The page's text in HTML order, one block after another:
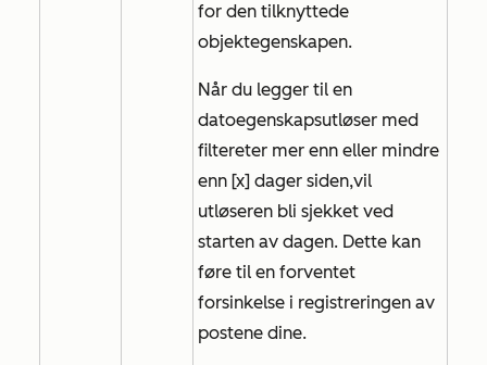
for den tilknyttede
objektegenskapen.
Når du legger til en
datoegenskapsutløser med
filtereter mer enn eller mindre
enn [x] dager siden,vil
utløseren bli sjekket ved
starten av dagen. Dette kan
føre til en forventet
forsinkelse i registreringen av
postene dine.